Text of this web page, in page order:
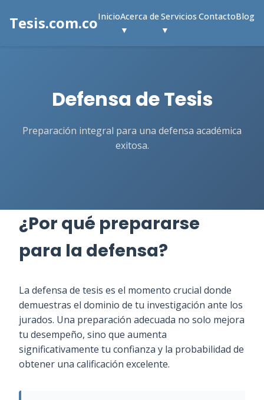
Tesis.com.coInicioAcerca de
▼
Servicios
▼
ContactoBlog
Defensa de Tesis
Preparación integral para una defensa académica
exitosa.
¿Por qué prepararse
para la defensa?
La defensa de tesis es el momento crucial donde
demuestras el dominio de tu investigación ante los
jurados. Una preparación adecuada no solo mejora
tu desempeño, sino que aumenta
significativamente tu confianza y la probabilidad de
obtener una calificación excelente.